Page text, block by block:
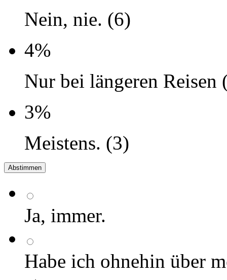
Nein, nie. (6)
4%
Nur bei längeren Reisen
3%
Meistens. (3)
Ja, immer.
Habe ich ohnehin über